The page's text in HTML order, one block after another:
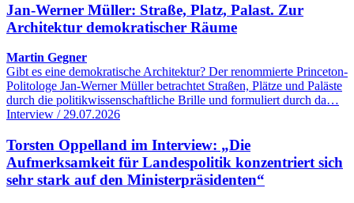
Jan-Werner Müller: Straße, Platz, Palast. Zur
Architektur demokratischer Räume
Martin Gegner
Gibt es eine demokratische Architektur? Der renommierte Princeton-
Politologe Jan-Werner Müller betrachtet Straßen, Plätze und Paläste
durch die politikwissenschaftliche Brille und formuliert durch da…
Interview / 29.07.2026
Torsten Oppelland im Interview: „Die
Aufmerksamkeit für Landespolitik konzentriert sich
sehr stark auf den Ministerpräsidenten“